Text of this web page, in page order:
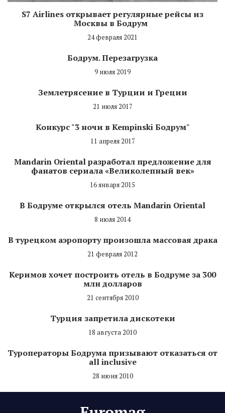
S7 Airlines открывает регулярные рейсы из
Москвы в Бодрум
24 февраля 2021
Бодрум. Перезагрузка
9 июля 2019
Землетрясение в Турции и Греции
21 июля 2017
Конкурс "3 ночи в Kempinski Бодрум"
11 апреля 2017
Mandarin Oriental разработал предложение для
фанатов сериала «Великолепный век»
16 января 2015
В Бодруме открылся отель Mandarin Oriental
8 июля 2014
В турецком аэропорту произошла массовая драка
21 февраля 2012
Керимов хочет построить отель в Бодруме за 300
млн долларов
21 сентября 2010
Турция запретила дискотеки
18 августа 2010
Туроператоры Бодрума призывают отказаться от
all inclusive
28 июня 2010